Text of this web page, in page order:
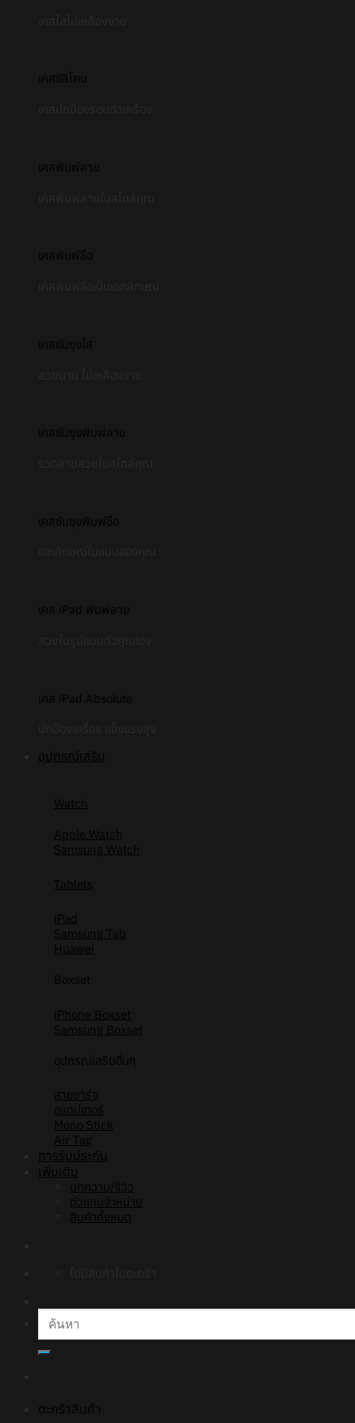
เคสซิลิโคน
เคสพิมพ์ลาย
เคสพิมพ์ชื่อ
เคสซัมซุงใส
เคสซัมซุงพิมพ์ลาย
เคสซัมซุงพิมพ์ชื่อ
เคส iPad พิมพ์ลาย
เคส iPad Absolute
อุปกรณ์เสริม
Watch
Apple Watch
Samsung Watch
Tablets
iPad
Samsung Tab
Huawei
Boxset
iPhone Boxset
Samsung Boxset
อุปกรณ์เสริมอื่นๆ
สายชาร์จ
อแดปเตอร์
Mono Stick
Air Tag
การรับประกัน
เพิ่มเติม
บทความ/รีวิว
ตัวแทนจำหน่าย
สินค้าทั้งหมด
ค้นหา:
ตะกร้าสินค้า